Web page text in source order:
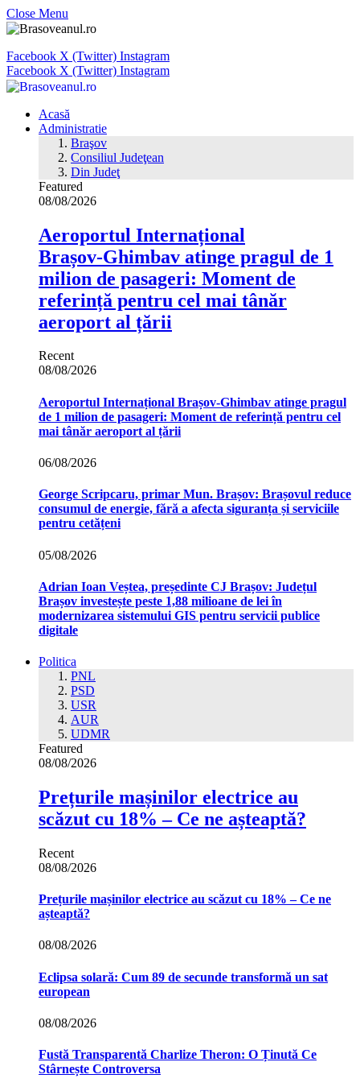
Close Menu
Facebook X (Twitter) Instagram
Facebook X (Twitter) Instagram
Acasă
Administratie
Braşov
Consiliul Judeţean
Din Judeţ
Featured
08/08/2026
Aeroportul Internațional
Brașov‑Ghimbav atinge pragul de 1
milion de pasageri: Moment de
referință pentru cel mai tânăr
aeroport al țării
Recent
08/08/2026
Aeroportul Internațional Brașov‑Ghimbav atinge pragul
de 1 milion de pasageri: Moment de referință pentru cel
mai tânăr aeroport al țării
06/08/2026
George Scripcaru, primar Mun. Brașov: Brașovul reduce
consumul de energie, fără a afecta siguranța și serviciile
pentru cetățeni
05/08/2026
Adrian Ioan Veștea, președinte CJ Brașov: Județul
Brașov investește peste 1,88 milioane de lei în
modernizarea sistemului GIS pentru servicii publice
digitale
Politica
PNL
PSD
USR
AUR
UDMR
Featured
08/08/2026
Prețurile mașinilor electrice au
scăzut cu 18% – Ce ne așteaptă?
Recent
08/08/2026
Prețurile mașinilor electrice au scăzut cu 18% – Ce ne
așteaptă?
08/08/2026
Eclipsa solară: Cum 89 de secunde transformă un sat
european
08/08/2026
Fustă Transparentă Charlize Theron: O Ținută Ce
Stârnește Controversa